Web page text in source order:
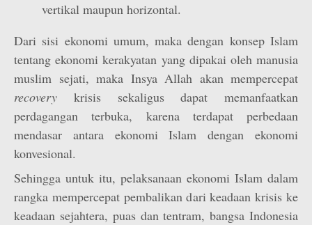
vertikal maupun horizontal.
Dari sisi ekonomi umum, maka dengan konsep Islam
tentang ekonomi kerakyatan yang dipakai oleh manusia
muslim sejati, maka Insya Allah akan mempercepat
recovery krisis sekaligus dapat memanfaatkan
perdagangan terbuka, karena terdapat perbedaan
mendasar antara ekonomi Islam dengan ekonomi
konvesional.
Sehingga untuk itu, pelaksanaan ekonomi Islam dalam
rangka mempercepat pembalikan dari keadaan krisis ke
keadaan sejahtera, puas dan tentram, bangsa Indonesia